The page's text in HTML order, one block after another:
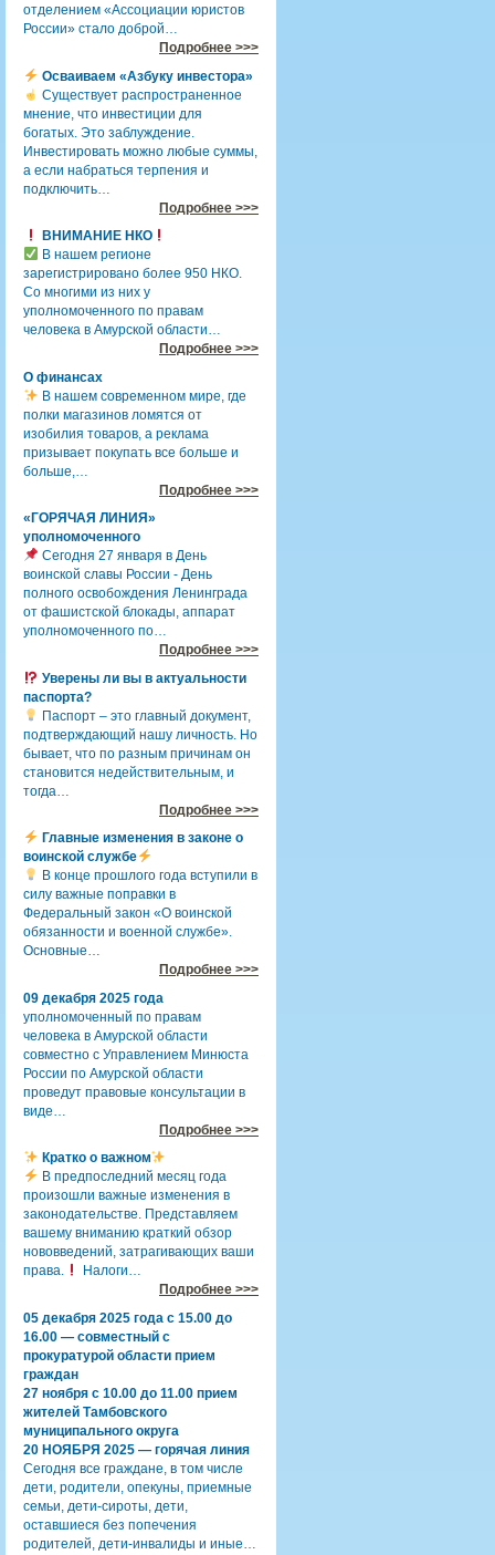
отделением «Ассоциации юристов
России» стало доброй…
Подробнее >>>
Осваиваем «Азбуку инвестора»
Существует распространенное
мнение, что инвестиции для
богатых. Это заблуждение.
Инвестировать можно любые суммы,
а если набраться терпения и
подключить…
Подробнее >>>
ВНИМАНИЕ НКО
В нашем регионе
зарегистрировано более 950 НКО.
Со многими из них у
уполномоченного по правам
человека в Амурской области…
Подробнее >>>
О финансах
В нашем современном мире, где
полки магазинов ломятся от
изобилия товаров, а реклама
призывает покупать все больше и
больше,…
Подробнее >>>
«ГОРЯЧАЯ ЛИНИЯ»
уполномоченного
Сегодня 27 января в День
воинской славы России - День
полного освобождения Ленинграда
от фашистской блокады, аппарат
уполномоченного по…
Подробнее >>>
Уверены ли вы в актуальности
паспорта?
Паспорт – это главный документ,
подтверждающий нашу личность. Но
бывает, что по разным причинам он
становится недействительным, и
тогда…
Подробнее >>>
Главные изменения в законе о
воинской службе
В конце прошлого года вступили в
силу важные поправки в
Федеральный закон «О воинской
обязанности и военной службе».
Основные…
Подробнее >>>
09 декабря 2025 года
уполномоченный по правам
человека в Амурской области
совместно с Управлением Минюста
России по Амурской области
проведут правовые консультации в
виде…
Подробнее >>>
Кратко о важном
В предпоследний месяц года
произошли важные изменения в
законодательстве. Представляем
вашему вниманию краткий обзор
нововведений, затрагивающих ваши
права.
Налоги…
Подробнее >>>
05 декабря 2025 года с 15.00 до
16.00 — совместный с
прокуратурой области прием
граждан
27 ноября с 10.00 до 11.00 прием
жителей Тамбовского
муниципального округа
20 НОЯБРЯ 2025 — горячая линия
Сегодня все граждане, в том числе
дети, родители, опекуны, приемные
семьи, дети-сироты, дети,
оставшиеся без попечения
родителей, дети-инвалиды и иные…